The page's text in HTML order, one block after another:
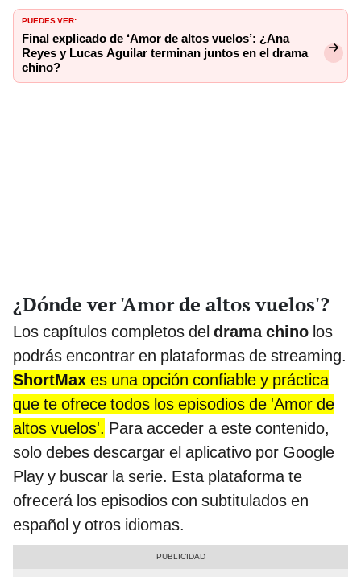
PUEDES VER:
Final explicado de ‘Amor de altos vuelos’: ¿Ana
Reyes y Lucas Aguilar terminan juntos en el drama
chino?
¿Dónde ver 'Amor de altos vuelos'?
Los capítulos completos del drama chino los
podrás encontrar en plataformas de streaming.
ShortMax es una opción confiable y práctica
que te ofrece todos los episodios de 'Amor de
altos vuelos'. Para acceder a este contenido,
solo debes descargar el aplicativo por Google
Play y buscar la serie. Esta plataforma te
ofrecerá los episodios con subtitulados en
español y otros idiomas.